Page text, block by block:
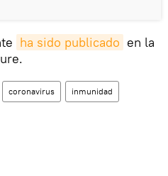
ha sido publicado en la
coronavirus inmunidad